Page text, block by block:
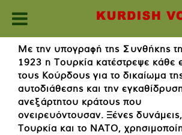
content
Με την υπογραφή της Συνθήκης
1923 η Τουρκία κατέστρεψε κάθε
τους Κούρδους για το δικαίωμα
αυτοδιάθεσης και την
ανεξάρτητου κράτους που
ονειρευόντουσαν. Ξένες
Τουρκία και το ΝΑΤΟ,